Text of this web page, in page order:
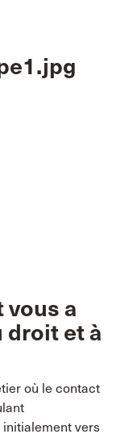
a
droit et à
où le contact
vers